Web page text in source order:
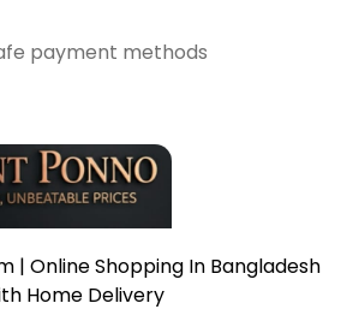
payment methods
| Online Shopping In Bangladesh
Home Delivery